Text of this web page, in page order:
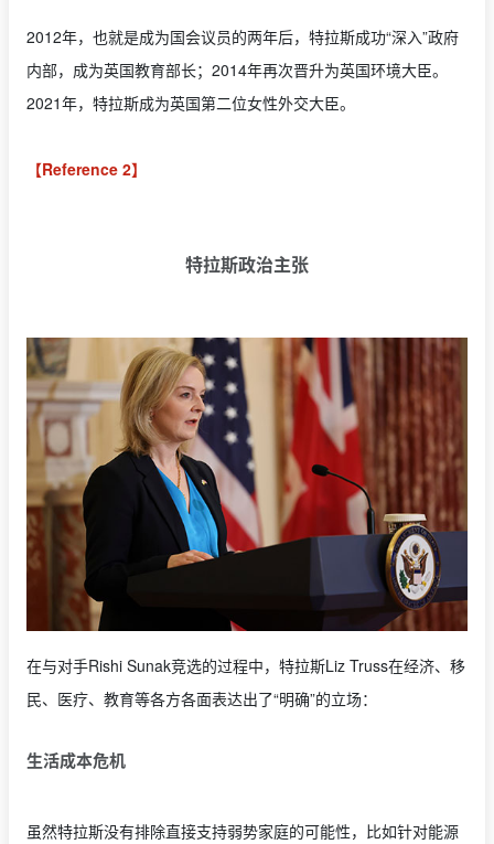
2012年，也就是成为国会议员的两年后，特拉斯成功“深入”政府
内部，成为英国教育部长；2014年再次晋升为英国环境大臣。
2021年，特拉斯成为英国第二位女性外交大臣。
【Reference 2】
特拉斯政治主张
在与对手Rishi Sunak竞选的过程中，特拉斯Liz Truss在经济、移
民、医疗、教育等各方各面表达出了“明确”的立场：
生活成本危机
虽然特拉斯没有排除直接支持弱势家庭的可能性，比如针对能源